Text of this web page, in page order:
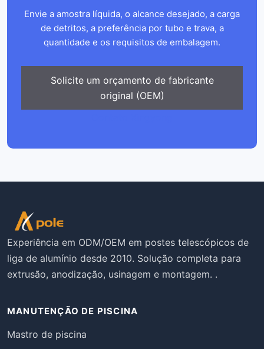
Envie a amostra líquida, o alcance desejado, a carga
de detritos, a preferência por tubo e trava, a
quantidade e os requisitos de embalagem.
Solicite um orçamento de fabricante
original (OEM)
Experiência em ODM/OEM em postes telescópicos de
liga de alumínio desde 2010. Solução completa para
extrusão, anodização, usinagem e montagem. .
MANUTENÇÃO DE PISCINA
Mastro de piscina